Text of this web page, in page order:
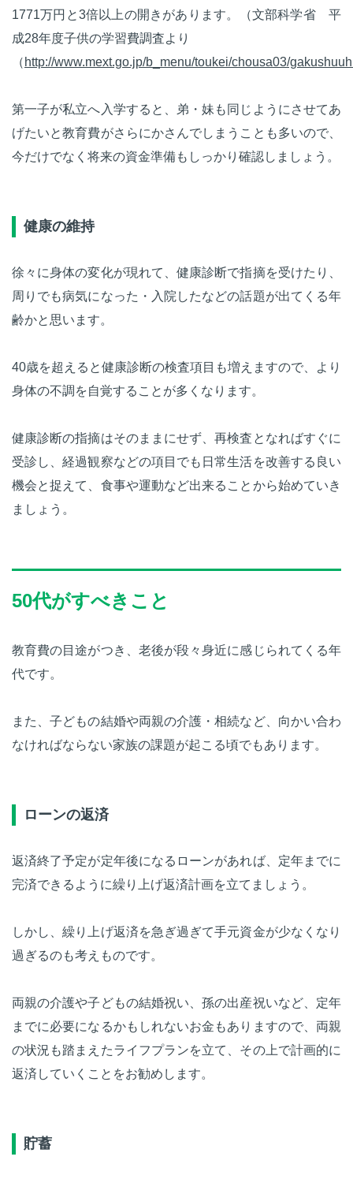
1771万円と3倍以上の開きがあります。（文部科学省 平
成28年度子供の学習費調査より
（ http://www.mext.go.jp/b_menu/toukei/chousa03/
第一子が私立へ入学すると、弟・妹も同じようにさせてあ
げたいと教育費がさらにかさんでしまうことも多いので、
今だけでなく将来の資金準備もしっかり確認しましょう。
健康の維持
徐々に身体の変化が現れて、健康診断で指摘を受けたり、
周りでも病気になった・入院したなどの話題が出てくる年
齢かと思います。
40歳を超えると健康診断の検査項目も増えますので、より
身体の不調を自覚することが多くなります。
健康診断の指摘はそのままにせず、再検査となればすぐに
受診し、経過観察などの項目でも日常生活を改善する良い
機会と捉えて、食事や運動など出来ることから始めていき
ましょう。
50代がすべきこと
教育費の目途がつき、老後が段々身近に感じられてくる年
代です。
また、子どもの結婚や両親の介護・相続など、向かい合わ
なければならない家族の課題が起こる頃でもあります。
ローンの返済
返済終了予定が定年後になるローンがあれば、定年までに
完済できるように繰り上げ返済計画を立てましょう。
しかし、繰り上げ返済を急ぎ過ぎて手元資金が少なくなり
過ぎるのも考えものです。
両親の介護や子どもの結婚祝い、孫の出産祝いなど、定年
までに必要になるかもしれないお金もありますので、両親
の状況も踏まえたライフプランを立て、その上で計画的に
返済していくことをお勧めします。
貯蓄